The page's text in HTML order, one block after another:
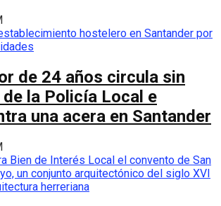
de 24 años circula sin
de la Policía Local e
una acera en Santander